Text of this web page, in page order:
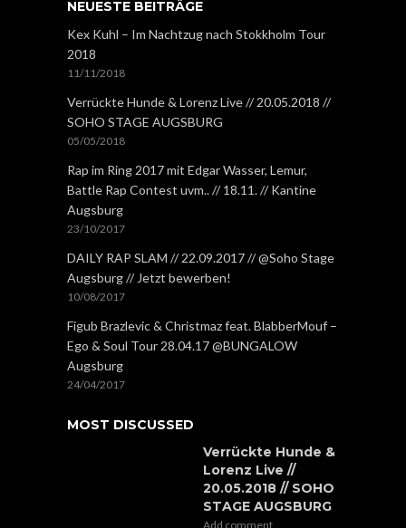
NEUESTE BEITRÄGE
Kex Kuhl – Im Nachtzug nach Stokkholm Tour
2018
11/11/2018
Verrückte Hunde & Lorenz Live // 20.05.2018 //
SOHO STAGE AUGSBURG
05/05/2018
Rap im Ring 2017 mit Edgar Wasser, Lemur,
Battle Rap Contest uvm.. // 18.11. // Kantine
Augsburg
23/10/2017
DAILY RAP SLAM // 22.09.2017 // @Soho Stage
Augsburg // Jetzt bewerben!
10/08/2017
Figub Brazlevic & Christmaz feat. BlabberMouf –
Ego & Soul Tour 28.04.17 @BUNGALOW
Augsburg
24/04/2017
MOST DISCUSSED
Verrückte Hunde &
Lorenz Live //
20.05.2018 // SOHO
STAGE AUGSBURG
Add comment